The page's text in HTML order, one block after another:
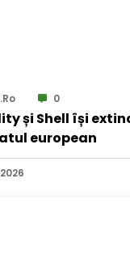
0
și Shell își
european